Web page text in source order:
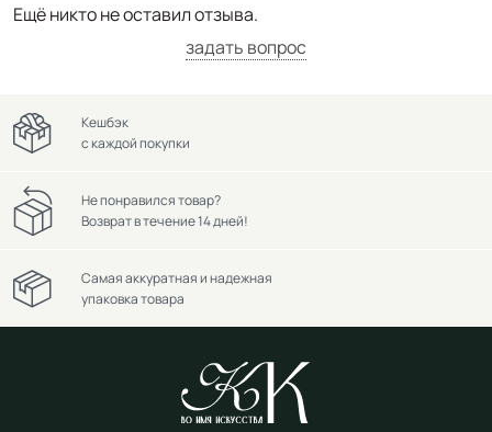
Ещё никто не оставил отзыва.
задать вопрос
Кешбэк
с каждой покупки
Не понравился товар?
Возврат в течение 14 дней!
Самая аккуратная и надежная
упаковка товара